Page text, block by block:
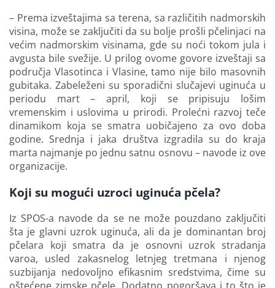
– Prema izveštajima sa terena, sa različitih nadmorskih
visina, može se zaključiti da su bolje prošli pčelinjaci na
većim nadmorskim visinama, gde su noći tokom jula i
avgusta bile svežije. U prilog ovome govore izveštaji sa
područja Vlasotinca i Vlasine, tamo nije bilo masovnih
gubitaka. Zabeleženi su sporadični slučajevi uginuća u
periodu mart – april, koji se pripisuju lošim
vremenskim i uslovima u prirodi. Prolećni razvoj teče
dinamikom koja se smatra uobičajeno za ovo doba
godine. Srednja i jaka društva izgradila su do kraja
marta najmanje po jednu satnu osnovu – navode iz ove
organizacije.
Koji su mogući uzroci uginuća pčela?
Iz SPOS-a navode da se ne može pouzdano zaključiti
šta je glavni uzrok uginuća, ali da je dominantan broj
pčelara koji smatra da je osnovni uzrok stradanja
varoa, usled zakasnelog letnjeg tretmana i njenog
suzbijanja nedovoljno efikasnim sredstvima, čime su